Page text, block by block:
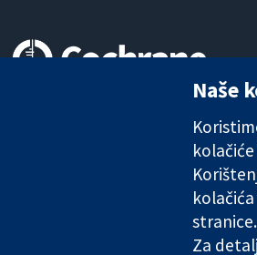
The Cochrane Collaboration is a charity
Naše
stranice.
Za